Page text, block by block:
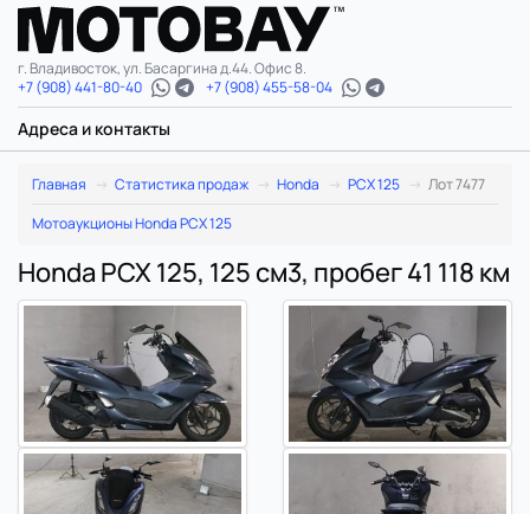
г. Владивосток, ул. Басаргина д.44. Офис 8.
+7 (908) 441-80-40
+7 (908) 455-58-04
Адреса и контакты
Главная Статистика продаж Honda PCX 125
Лот 7477
Мотоаукционы Honda PCX 125
Honda PCX 125, 125 см3, пробег 41 118 км